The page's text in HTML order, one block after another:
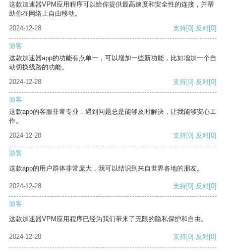
这款加速器VPM应用程序可以给你提供最高速度和安全性的连接，并帮
助你在网络上自由移动。
2024-12-28
支持[0] 反对[0]
游客
这款加速器app的功能有点单一，可以增加一些新功能，比如增加一个自
动切换线路的功能。
2024-12-28
支持[0] 反对[0]
游客
这款app的客服非常专业，遇到问题总是能够及时解决，让我能够安心工
作。
2024-12-28
支持[0] 反对[0]
游客
这款app的用户群体非常庞大，我可以结识到来自世界各地的朋友。
2024-12-28 支持[0] 反对[0]
游客
这款加速器VPM应用程序已经为我们带来了无限的隐私保护和自由。
2024-12-28 支持[0] 反对[0]